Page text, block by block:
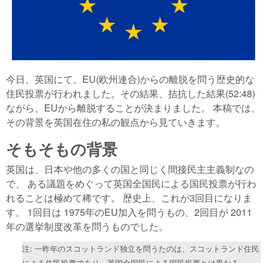
今日、英国にて、EU(欧州連合)からの離脱を問う歴史的な
住民投票が行われました。その結果、拮抗した結果(52:48)
ながら、EUから離脱することが決まりました。 本稿では、
その背景を英国在住の私の観点から見ていきます。
そもそもの背景
英国は、日本や他の多くの国と同じく間接民主主義制なの
で、 ある議題をめぐって英国全国民による国民投票が行わ
れることは極めて稀です。 歴史上、これが3回目になりま
す。 1回目は 1975年のEU加入を問うもの、2回目が 2011
年の選挙制度改革を問うものでした。
注: 一昨年のスコットランド独立を問うたのは、スコットランド住民